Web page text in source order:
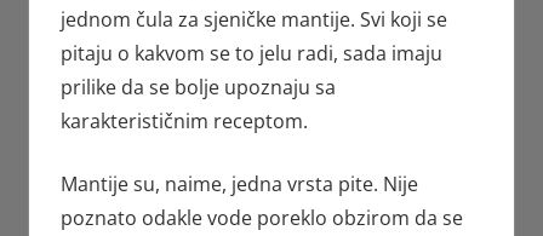
jednom čula za sjeničke mantije. Svi koji se
pitaju o kakvom se to jelu radi, sada imaju
prilike da se bolje upoznaju sa
karakterističnim receptom.
Mantije su, naime, jedna vrsta pite. Nije
poznato odakle vode poreklo obzirom da se